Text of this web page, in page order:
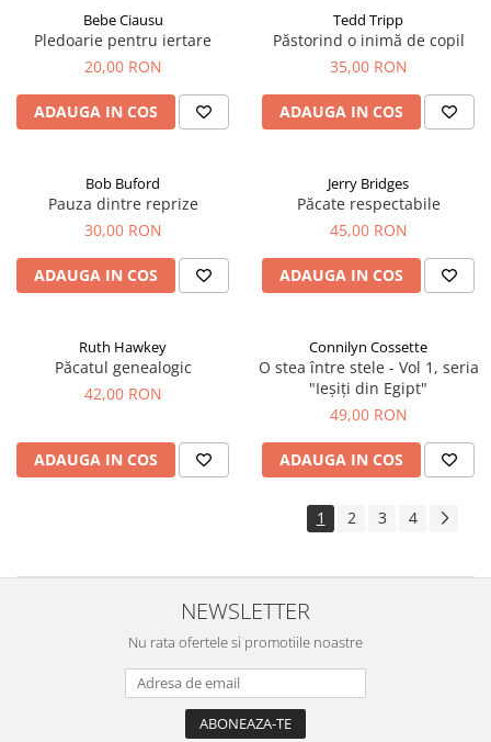
Bebe Ciausu
Pledoarie pentru iertare
20,00 RON
ADAUGA IN COS
Tedd Tripp
Păstorind o inimă de copil
35,00 RON
ADAUGA IN COS
Bob Buford
Pauza dintre reprize
30,00 RON
ADAUGA IN COS
Jerry Bridges
Păcate respectabile
45,00 RON
ADAUGA IN COS
Ruth Hawkey
Păcatul genealogic
42,00 RON
ADAUGA IN COS
Connilyn Cossette
O stea între stele - Vol 1, seria
"Ieșiți din Egipt"
49,00 RON
ADAUGA IN COS
1 2 3 4
NEWSLETTER
Nu rata ofertele si promotiile noastre